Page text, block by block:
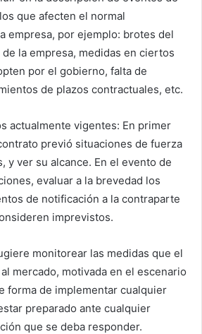
que afecten el normal
empresa, por ejemplo: brotes del
la empresa, medidas en ciertos
por el gobierno, falta de
de plazos contractuales, etc.
actualmente vigentes: En primer
previó situaciones de fuerza
y ver su alcance. En el evento de
evaluar a la brevedad los
de notificación a la contraparte
imprevistos.
monitorear las medidas que el
mercado, motivada en el escenario
forma de implementar cualquier
preparado ante cualquier
que se deba responder.